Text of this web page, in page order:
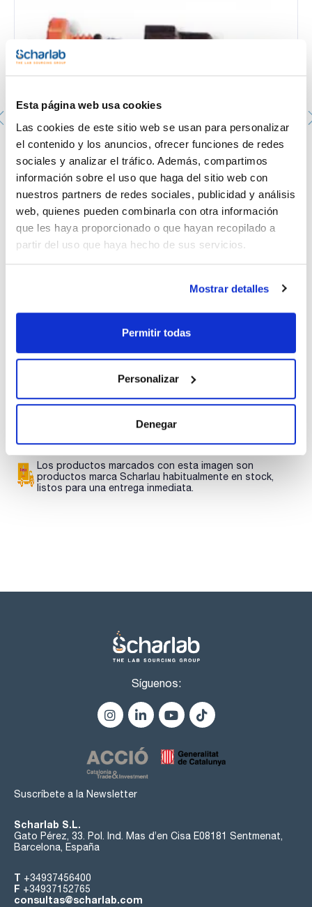
Esta página web usa cookies
Las cookies de este sitio web se usan para personalizar
el contenido y los anuncios, ofrecer funciones de redes
sociales y analizar el tráfico. Además, compartimos
información sobre el uso que haga del sitio web con
nuestros partners de redes sociales, publicidad y análisis
web, quienes pueden combinarla con otra información
que les haya proporcionado o que hayan recopilado a
partir del uso que haya hecho de sus servicios.
Mostrar detalles
Permitir todas
Personalizar
Denegar
Brida de seguridad con unión roscada para oliva 8/9 y
tubo de goma
073-009919
Envase : x u.
Disponibilidad:Ver stock
Mi precio: Comprar
Documentación técnica
descargas
Los productos marcados con esta imagen son
productos marca Scharlau habitualmente en stock,
listos para una entrega inmediata.
Síguenos:
Suscríbete a la Newsletter
Scharlab S.L.
Gato Pérez, 33. Pol. Ind. Mas d’en Cisa E08181 Sentmenat,
Barcelona, España
T +34937456400
F +34937152765
consultas@scharlab.com